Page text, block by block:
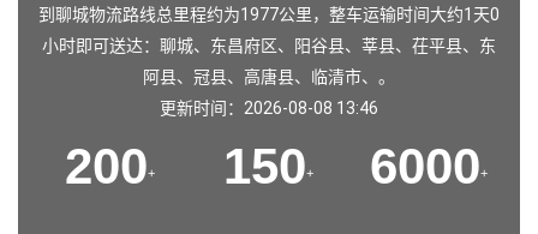
到聊城物流路线总里程约为1977公里，整车运输时间大约1天0
小时即可送达：聊城、东昌府区、阳谷县、莘县、茌平县、东
阿县、冠县、高唐县、临清市、。
更新时间：2026-08-08 13:46
200+ 150+ 6000+